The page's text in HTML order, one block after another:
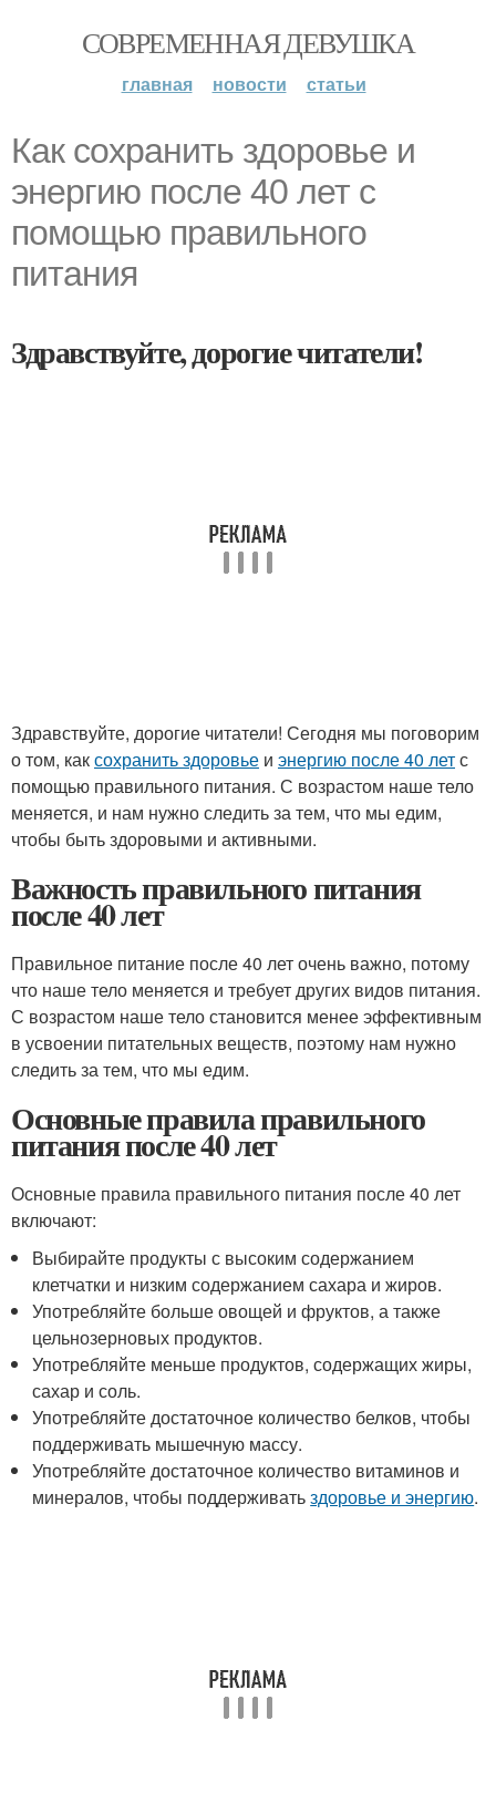
СОВРЕМЕННАЯ ДЕВУШКА
главная новости статьи
Как сохранить здоровье и
энергию после 40 лет с
помощью правильного
питания
Здравствуйте, дорогие читатели!
Здравствуйте, дорогие читатели! Сегодня мы поговорим
о том, каксохранить здоровье и энергию после 40 летс
помощью правильного питания. С возрастом наше тело
меняется, и нам нужно следить за тем, что мы едим,
чтобы быть здоровыми и активными.
Важность правильного питания
после 40 лет
Правильное питание после 40 лет очень важно, потому
что наше тело меняется и требует других видов питания.
С возрастом наше тело становится менее эффективным
в усвоении питательных веществ, поэтому нам нужно
следить за тем, что мы едим.
Основные правила правильного
питания после 40 лет
Основные правила правильного питания после 40 лет
включают:
Выбирайте продукты с высоким содержанием
клетчатки и низким содержанием сахара и жиров.
Употребляйте больше овощей и фруктов, а также
цельнозерновых продуктов.
Употребляйте меньше продуктов, содержащих жиры,
сахар и соль.
Употребляйте достаточное количество белков, чтобы
поддерживать мышечную массу.
Употребляйте достаточное количество витаминов и
минералов, чтобы поддерживатьздоровье и энергию.